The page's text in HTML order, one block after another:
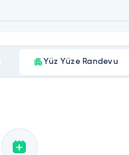
Yüz Yüze Randevu